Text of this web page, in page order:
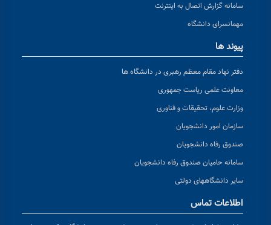
سامانه گزارش اتصال به اینترنت
مهمانسرای دانشگاه
پیوند ها
دفتر نهاد مقام معظم رهبری در دانشگاه ها
معاونت علمی ریاست جمهوری
وزارت علوم، تحقیقات و فناوری
سازمان امور دانشجویان
صندوق رفاه دانشجویان
سامانه حامیان صندوق رفاه دانشجویان
سایر دانشگاههای دولتی
اطلاعات تماس